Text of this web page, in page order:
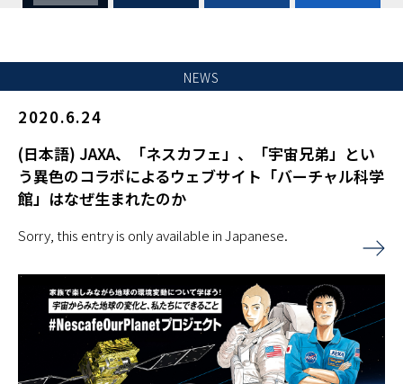
NEWS
2020.6.24
(日本語) JAXA、「ネスカフェ」、「宇宙兄弟」とい
う異色のコラボによるウェブサイト「バーチャル科学
館」はなぜ生まれたのか
Sorry, this entry is only available in Japanese.